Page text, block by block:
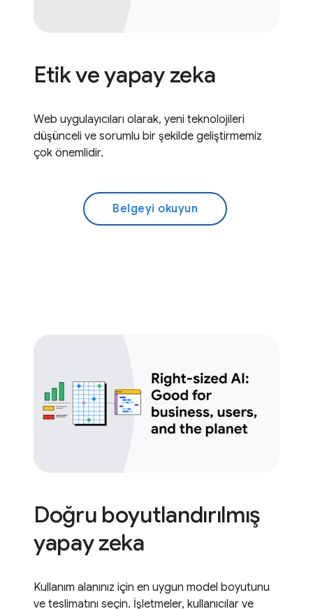
Etik ve yapay zeka
Web uygulayıcıları olarak, yeni teknolojileri
düşünceli ve sorumlu bir şekilde geliştirmemiz
çok önemlidir.
Belgeyi okuyun
Doğru boyutlandırılmış
yapay zeka
Kullanım alanınız için en uygun model boyutunu
ve teslimatını seçin. İşletmeler, kullanıcılar ve